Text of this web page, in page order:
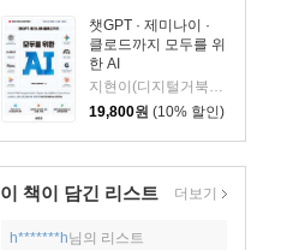
챗GPT · 제미나이 ·
클로드까지 모두를 위
한 AI
지현이(디지털거북이) 저
19,800원 (10% 할인)
이 책이 담긴 리스트 더보기
h*******h님의 리스트